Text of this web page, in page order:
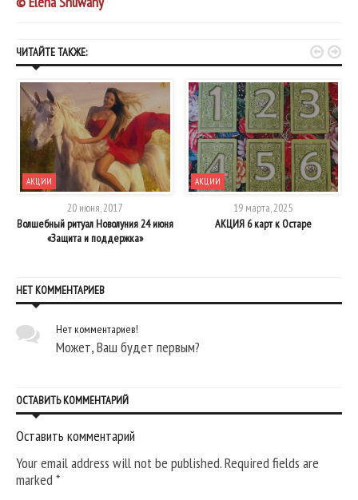
ЧИТАЙТЕ ТАКЖЕ:
АКЦИИ
20 июня, 2017
Волшебный ритуал Новолуния 24 июня
«Защита и поддержка»
АКЦИИ
19 марта, 2025
АКЦИЯ 6 карт к Остаре
 
НЕТ КОММЕНТАРИЕВ
Нет комментариев!
Может, Ваш будет первым?
ОСТАВИТЬ КОММЕНТАРИЙ
Оставить комментарий
Your email address will not be published. Required fields are
marked*